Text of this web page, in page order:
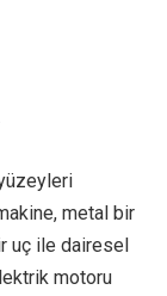
metal bir
uç ile dairesel
motoru